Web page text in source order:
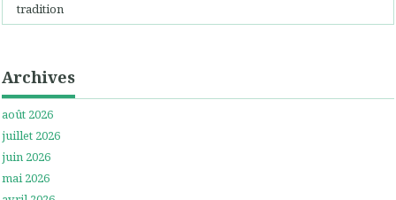
tradition
Archives
août 2026
juillet 2026
juin 2026
mai 2026